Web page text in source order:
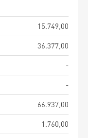
15.749,00
36.377,00
-
-
66.937,00
1.760,00